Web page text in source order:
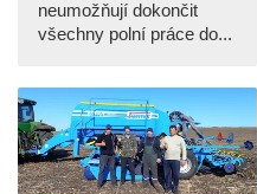
neumožňují dokončit
všechny polní práce do...